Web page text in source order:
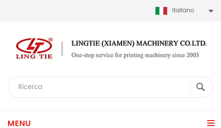
Italiano
MENU